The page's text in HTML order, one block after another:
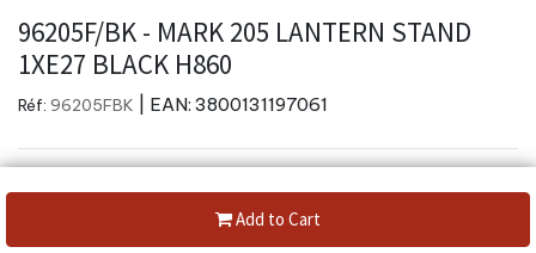
Add to Cart
96205F/BK - MARK 205 LANTERN STAND
1XE27 BLACK H860
Réf: 96205FBK | EAN: 3800131197061